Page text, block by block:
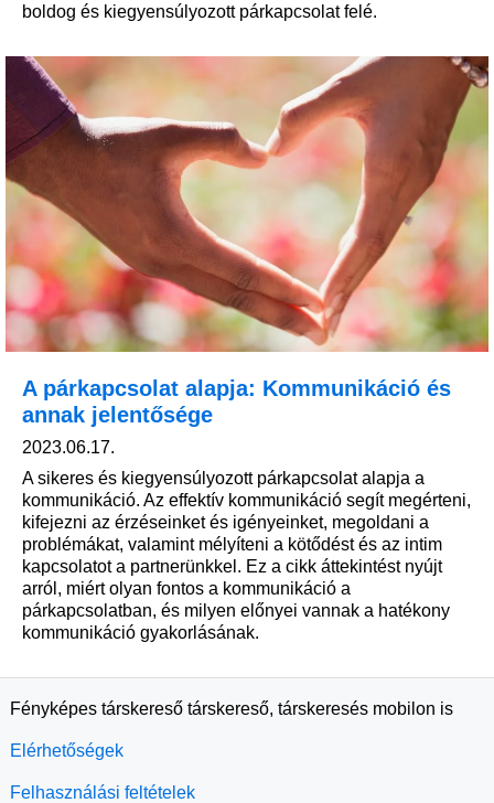
boldog és kiegyensúlyozott párkapcsolat felé.
A párkapcsolat alapja: Kommunikáció és
annak jelentősége
2023.06.17.
A sikeres és kiegyensúlyozott párkapcsolat alapja a
kommunikáció. Az effektív kommunikáció segít megérteni,
kifejezni az érzéseinket és igényeinket, megoldani a
problémákat, valamint mélyíteni a kötődést és az intim
kapcsolatot a partnerünkkel. Ez a cikk áttekintést nyújt
arról, miért olyan fontos a kommunikáció a
párkapcsolatban, és milyen előnyei vannak a hatékony
kommunikáció gyakorlásának.
Fényképes társkereső társkereső, társkeresés mobilon is
Elérhetőségek
Felhasználási feltételek